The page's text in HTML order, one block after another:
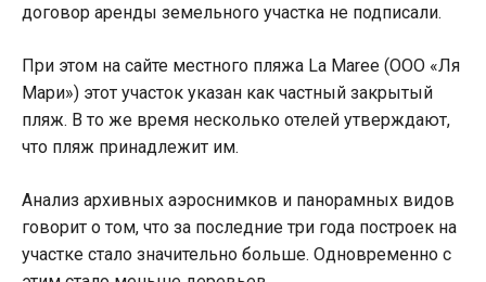
договор аренды земельного участка не подписали.
При этом на сайте местного пляжа La Maree (ООО «Ля
Мари») этот участок указан как частный закрытый
пляж. В то же время несколько отелей утверждают,
что пляж принадлежит им.
Анализ архивных аэроснимков и панорамных видов
говорит о том, что за последние три года построек на
участке стало значительно больше. Одновременно с